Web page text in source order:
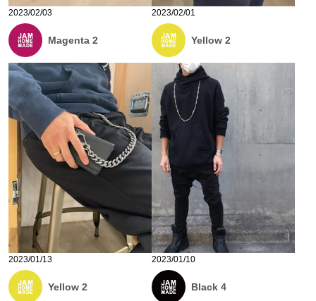
2023/02/03
Magenta 2
2023/02/01
Yellow 2
2023/01/13
Yellow 2
2023/01/10
Black 4